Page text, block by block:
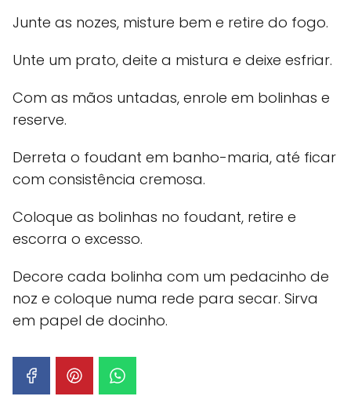
Junte as nozes, misture bem e retire do fogo.
Unte um prato, deite a mistura e deixe esfriar.
Com as mãos untadas, enrole em bolinhas e
reserve.
Derreta o foudant em banho-maria, até ficar
com consistência cremosa.
Coloque as bolinhas no foudant, retire e
escorra o excesso.
Decore cada bolinha com um pedacinho de
noz e coloque numa rede para secar. Sirva
em papel de docinho.